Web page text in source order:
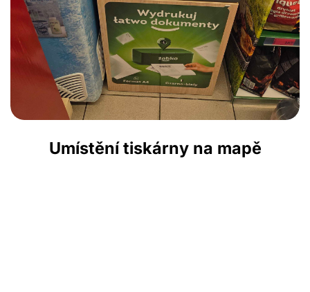
Umístění tiskárny na mapě